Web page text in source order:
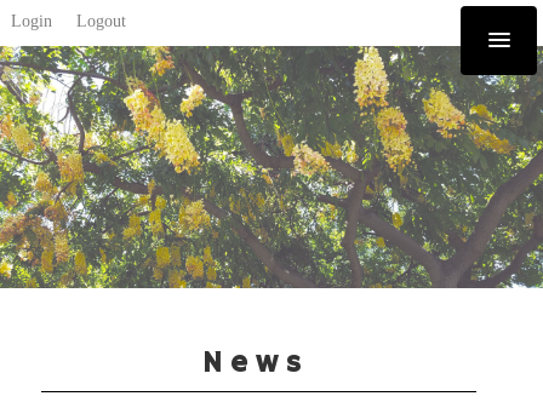
Login Logout
News